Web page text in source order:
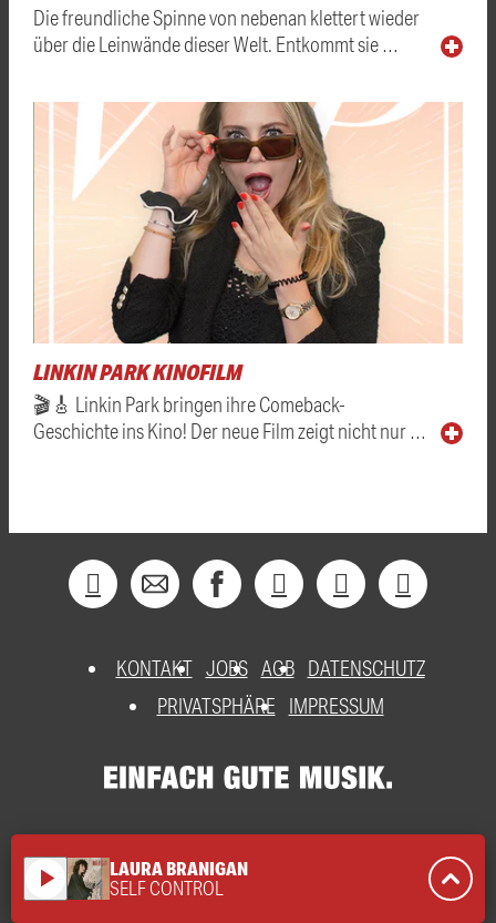
Die freundliche Spinne von nebenan klettert wieder
über die Leinwände dieser Welt. Entkommt sie …
LINKIN PARK KINOFILM
🎬🎸 Linkin Park bringen ihre Comeback-
Geschichte ins Kino! Der neue Film zeigt nicht nur …
KONTAKT JOBS AGB DATENSCHUTZ
PRIVATSPHÄRE
IMPRESSUM
play_arrow LAURA BRANIGAN
SELF CONTROL